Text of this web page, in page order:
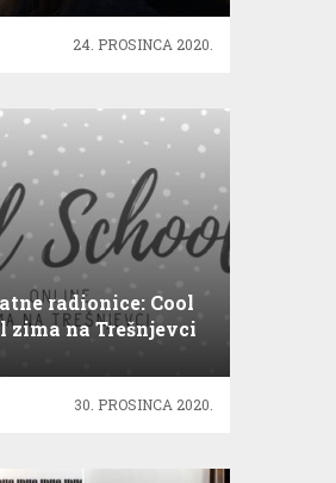
24. PROSINCA 2020.
radionice: Cool
zima na Trešnjevci
30. PROSINCA 2020.